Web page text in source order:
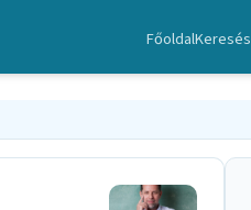
FőoldalKeresés